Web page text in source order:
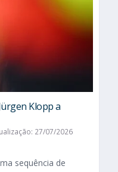
Klopp a
27/07/2026
sequência de